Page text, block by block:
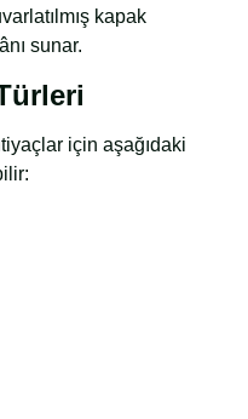
kapak
sunar.
için aşağıdaki